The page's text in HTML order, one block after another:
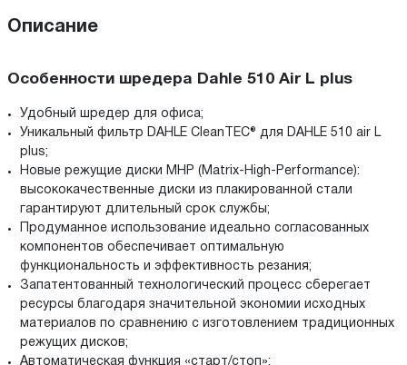
Описание
Особенности шредера Dahle 510 Air L plus
Удобный шредер для офиса;
Уникальный фильтр DAHLE CleanTEC® для DAHLE 510 air L
plus;
Новые режущие диски MHP (Matrix-High-Performance):
высококачественные диски из плакированной стали
гарантируют длительный срок службы;
Продуманное использование идеально согласованных
компонентов обеспечивает оптимальную
функциональность и эффективность резания;
Запатентованный технологический процесс сберегает
ресурсы благодаря значительной экономии исходных
материалов по сравнению с изготовлением традиционных
режущих дисков;
Автоматическая функция «старт/стоп»;